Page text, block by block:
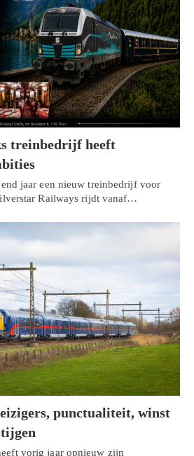
treinbedrijf heeft
jaar een nieuw treinbedrijf voor
Railways rijdt vanaf…
punctualiteit, winst
vorig jaar opnieuw zijn